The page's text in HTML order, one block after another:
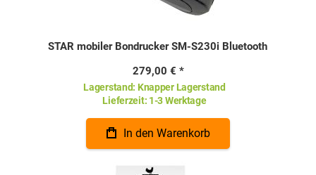
STAR mobiler Bondrucker SM-S230i Bluetooth
279,00 €
Lagerstand: Knapper Lagerstand
Lieferzeit: 1-3 Werktage
In den Warenkorb